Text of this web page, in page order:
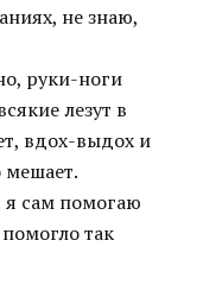
не знаю,
руки-ноги
лезут в
вдох-выдох и
мешает.
сам помогаю
так